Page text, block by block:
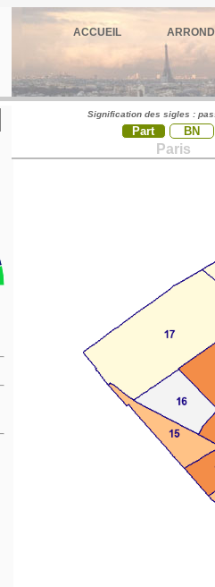
ACCUEIL
Signification des sigles :
Part BN
Paris